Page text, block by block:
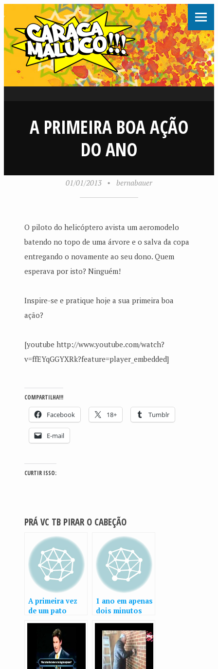
A PRIMEIRA BOA AÇÃO
DO ANO
01/01/2013 • bernabauer
O piloto do helicóptero avista um aeromodelo
batendo no topo de uma árvore e o salva da copa
entregando o novamente ao seu dono. Quem
esperava por isto? Ninguém!
Inspire-se e pratique hoje a sua primeira boa
ação?
[youtube http://www.youtube.com/watch?
v=ffEYqGGYXRk?feature=player_embedded]
COMPARTILHA!!!
Facebook 18+ Tumblr
E-mail
CURTIR ISSO:
PRÁ VC TB PIRAR O CABEÇÃO
A primeira vez
de um pato
1 ano em apenas
dois minutos